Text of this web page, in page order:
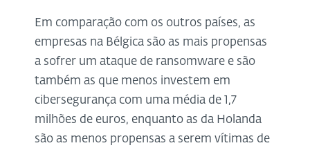
Em comparação com os outros países, as
empresas na Bélgica são as mais propensas
a sofrer um ataque de ransomware e são
também as que menos investem em
cibersegurança com uma média de 1,7
milhões de euros, enquanto as da Holanda
são as menos propensas a serem vítimas de